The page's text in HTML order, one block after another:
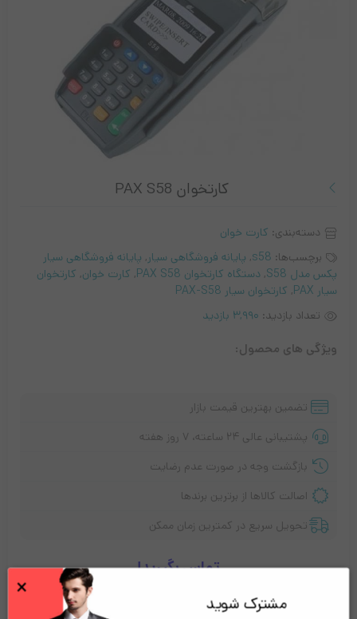
کارتخوان PAX S58
دسته‌بندی: کارت خوان
برچسب‌ها: s58
, پایانه فروشگاهی سیار, پایانه فروشگاهی سیار
پکس مدل S58
, دستگاه کارتخوان PAX S58 , کارت خوان, کارتخوان
سیار PAX
, کارتخوان سیار PAX-S58
تعداد بازدید: 3,990 بازدید
ویژگی های محصول:
تضمین بهترین قیمت بازار
پشتیبانی عالی ۲۴ ساعته، ۷ روز هفته
بازگشت وجه در صورت عدم رضایت
اصالت کالاها از برترین برندها
تحویل سریع در کمترین زمان ممکن
تماس بگیرید!
مشترک شوید
×